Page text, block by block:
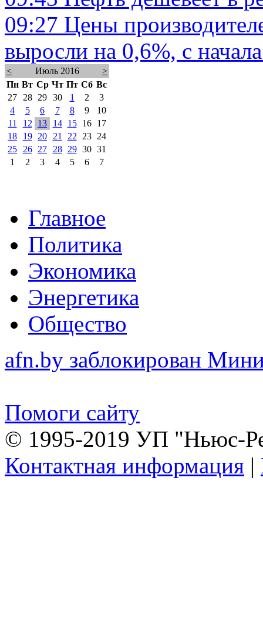
09:27 Цены
выросли на 0,6%, с
< Июль 2016
>
Пн Вт Ср Чт Пт Сб Вс
27
28 29 30 1 2
3
4
5 6 7 8 9
10
11
12 13 14 15 16
17
18
19 20 21 22 23
24
25
26 27 28 29 30 31
1
2 3 4 5 6 7
Главное
Политика
Экономика
Энергетика
Общество
afn.by заблокирован
Помоги сайту
© 1995-2019 УП "Ньюс-
Контактная информация |